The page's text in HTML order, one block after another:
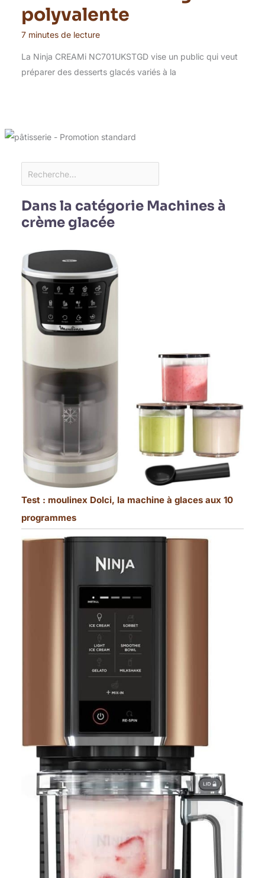
polyvalente
7 minutes de lecture
La Ninja CREAMi NC701UKSTGD vise un public qui veut
préparer des desserts glacés variés à la
Dans la catégorie Machines à
crème glacée
Test : moulinex Dolci, la machine à glaces aux 10
programmes